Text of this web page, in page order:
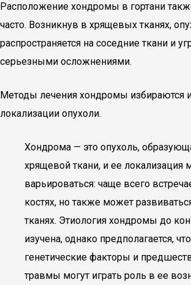
Расположение хондромы в гортани
часто. Возникнув в хрящевых тканях,
распространяется на соседние ткани и
серьезными осложнениями.
Методы лечения хондромы избираются
локализации опухоли.
Хондрома — это опухоль,
хрящевой ткани, и ее локализация
варьироваться: чаще всего
костях, но также может
тканях. Этиология хондромы до
изучена, однако предполагается, что
генетические факторы и
травмы могут играть роль в ее